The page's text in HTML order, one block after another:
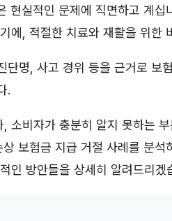
실적인 문제에 직면하고 계십
에, 적절한 치료와 재활을 위한
단명, 사고 경위 등을 근거로 보
.
소비자가 충분히 알지 못하는
보험금 지급 거절 사례를 분석
인 방안들을 상세히 알려드리겠